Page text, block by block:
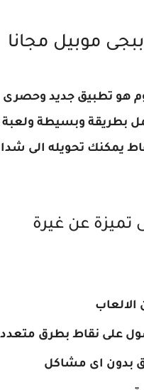
موبيل مجانا
هو تطبيق جديد
بطريقة وبسيطة
يمكنك تحويله الى
تميزة عن غيرة
على نقاط بطرق
بدون اى مشاكل